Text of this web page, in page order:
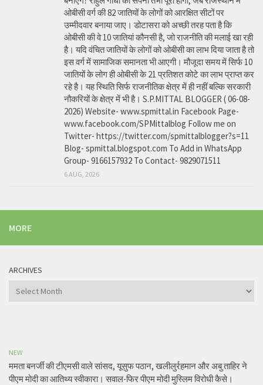
ओबीसी वर्ग की 82 जातियों के लोगों को आरक्षित सीटों पर
उम्मीदवार बनाया जाए। डोटासरा को अच्छी तरह पता है कि
ओबीसी की वे 10 जातियां कौनसी है, जो राजनीति की मलाई खा रही
है। यदि वंचित जातियों के लोगों को ओबीसी का लाभ दिया जाता है तो
इस वर्ग में सामाजिक समानता भी आएगी। मौजूदा समय में सिर्फ 10
जातियों के लोग ही ओबीसी के 21 प्रतिशत कोटे का लाभ प्राप्त कर
रहे है। यह स्थिति सिर्फ राजनीतिक क्षेत्र में ही नहीं बल्कि सरकारी
नौकरियों के क्षेत्र में भी है। S.P.MITTAL BLOGGER ( 06-08-
2026) Website- www.spmittal.in Facebook Page-
www.facebook.com/SPMittalblog Follow me on
Twitter- https://twitter.com/spmittalblogger?s=11
Blog- spmittal.blogspot.com To Add in WhatsApp
Group- 9166157932 To Contact- 9829071511
6 AUG, 2026
MORE
ARCHIVES
Archives
NEW
ममता बनर्जी की टीएमसी वाले सांसद, यूसुफ पठान, खलीलुर्रहमान और अबु ताहिर ने
पीएम मोदी का आतिथ्य स्वीकारा। सवाल-फिर पीएम मोदी मुस्लिम विरोधी कैसे।